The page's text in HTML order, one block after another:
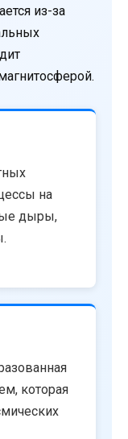
из-за
на
дыры,
которая